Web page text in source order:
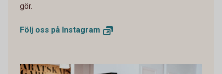
gör.
Följ oss på Instagram